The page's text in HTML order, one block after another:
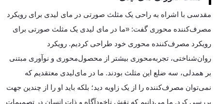
مقدسی با اشراه به راحی یک مثلث صورتی در مای لیدی برای رویکرد
مصرف‌کننده محوری گفت: «ما در مای لیدی یک مثلث صورتی برای
رویکرد مصرف‌کننده محوری خود طراحی کردیم. رویکرد
روان‌شناختی، تجربه‌محوری بیشتر از محصول‌محوری و نوآوری مبتنی
بر همدلی، سه ضلع این مثلث بودند. ما در مای‌لیدی معتقدیم که
نمی‌توان مصرف‌کننده را از یک زاویه دید؛ بلکه باید او را از چندین جهت
بررسی کرد. ما می‌دانیم که نقش ناخودآگاه و ذات انسان در تصمیمات